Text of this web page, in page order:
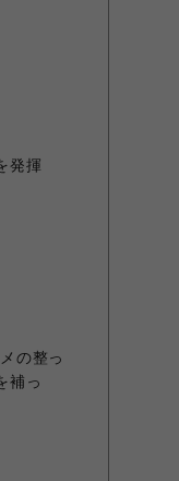
発揮
の整っ
補っ